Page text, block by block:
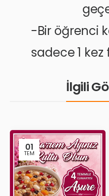
-Bir öğrenci
sadece 1
İlgili
01
TEM